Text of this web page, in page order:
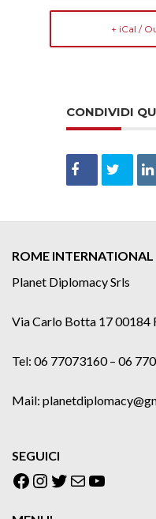
+ iCal /
CONDIVIDI
ROME INTERNATIONAL
Planet Diplomacy Srls
Via Carlo Botta 17 00184
Tel: 06 77073160 – 06
Mail:
SEGUICI
Facebook
Instagram
Twitter
EmailYouTube